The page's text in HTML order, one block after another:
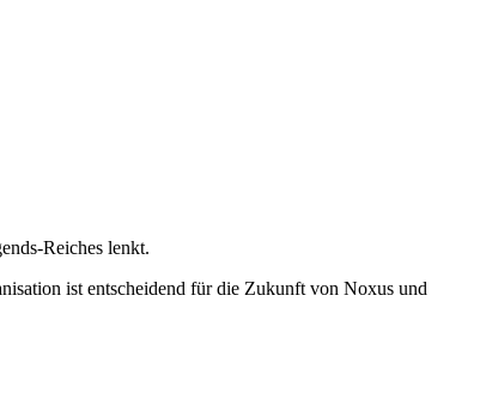
Reiches lenkt.
ist entscheidend für die Zukunft von Noxus und